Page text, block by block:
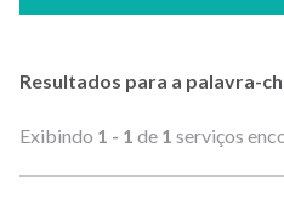
Resultados para a palavra-
Exibindo 1 - 1 de 1 serviços